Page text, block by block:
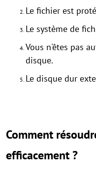
Le fichier est
Le système de
Vous n'êtes pas
disque.
Le disque dur
Comment
efficacement ?